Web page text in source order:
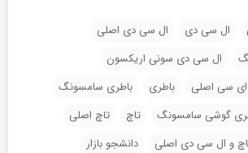
ال سی دی
ال سی دی اصلی
ال سی دی سونی اریکسون
ای سی اصلی باطری
باطری سامسونگ
گوشی سامسونگ تاچ
تاچ اصلی
و ال سی دی اصلی
دانشجو بازار